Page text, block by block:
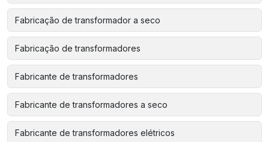
Fabricação de transformador a seco
Fabricação de transformadores
Fabricante de transformadores
Fabricante de transformadores a seco
Fabricante de transformadores elétricos